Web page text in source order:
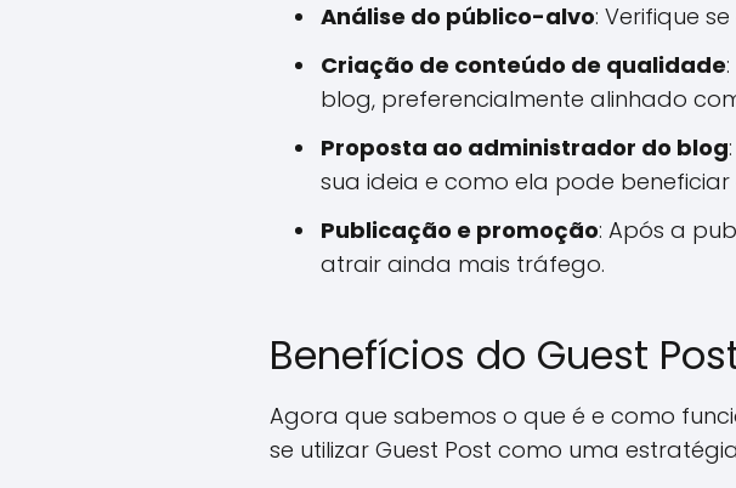
Análise do público-alvo: Verifique
Criação de conteúdo de qualidade
blog, preferencialmente alinhado
Proposta ao administrador do blog
sua ideia e como ela pode beneficiar
Publicação e promoção: Após a
atrair ainda mais tráfego.
Benefícios do Guest
Agora que sabemos o que é e como
se utilizar Guest Post como uma